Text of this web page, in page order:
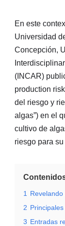
En este
Universidad
Concepción,
(INCAR)
production
del riesgo y
algas”) en el
cultivo de
riesgo para
1
2
3 Entradas